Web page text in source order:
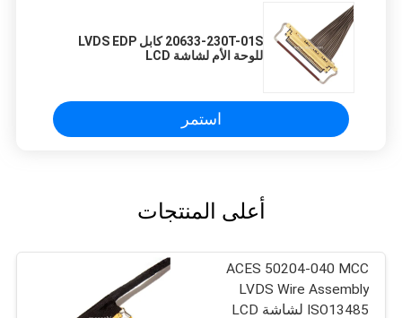
20633-230T-01S كابل LVDS EDP
للوحة الأم لشاشة LCD
استمر
أعلى المنتجات
ACES 50204-040 MCC
LVDS Wire Assembly
ISO13485 لشاشة LCD